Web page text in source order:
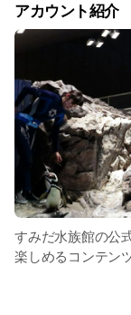
アカウント紹介
すみだ水族館の公
楽しめるコンテン